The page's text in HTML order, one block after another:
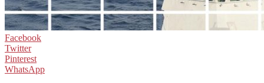
Facebook
Twitter
Pinterest
WhatsApp